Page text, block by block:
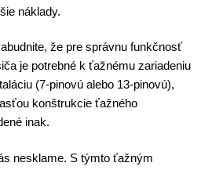
náklady.
že pre správnu funkčnosť
je potrebné k ťažnému zariadeniu
(7-pinovú alebo 13-pinovú),
konštrukcie ťažného
inak.
nesklame. S týmto ťažným